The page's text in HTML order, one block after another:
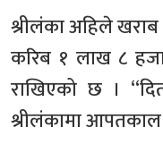
श्रीलंका अहिले
करिब १ लाख ८
राखिएको छ ।
श्रीलंकामा